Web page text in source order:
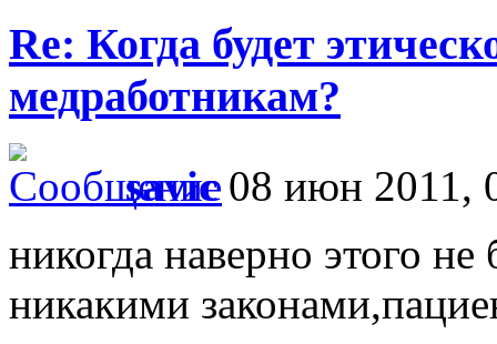
Re: Когда будет
медработникам?
savic08 июн 2011,
никогда наверно этого
никакими